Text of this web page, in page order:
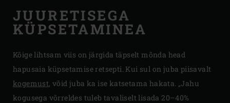
JUURETISEGA
KÜPSETAMINEA
Kõige lihtsam viis on järgida täpselt mõnda head
hapusaia küpsetamise retsepti. Kui sul on juba piisavalt
kogemust, võid juba ka ise katsetama hakata. „Jahu
kogusega võrreldes tuleb tavaliselt lisada 20–40%